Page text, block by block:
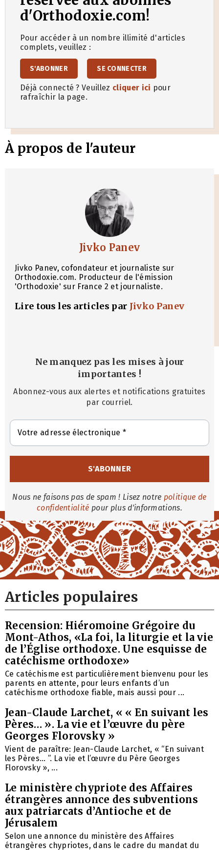
d'Orthodoxie.com!
Pour accéder à un nombre illimité d'articles
complets, veuillez :
S'ABONNER SE CONNECTER
Déjà connecté ? Veuillez cliquer ici pour
rafraîchir la page.
À propos de l'auteur
Jivko Panev
Jivko Panev, cofondateur et journaliste sur
Orthodoxie.com. Producteur de l'émission
'Orthodoxie' sur France 2 et journaliste.
Lire tous les articles par Jivko Panev
Ne manquez pas les mises à jour
importantes !
Abonnez-vous aux alertes et notifications gratuites
par courriel.
Nous ne faisons pas de spam ! Lisez notre politique de
confidentialité pour plus d'informations.
Articles populaires
Recension: Hiéromoine Grégoire du
Mont-Athos, «La foi, la liturgie et la vie
de l’Église orthodoxe. Une esquisse de
catéchisme orthodoxe»
Ce catéchisme est particulièrement bienvenu pour les
parents en attente, pour leurs enfants d’un
catéchisme orthodoxe fiable, mais aussi pour ...
Jean-Claude Larchet, « « En suivant les
Pères… ». La vie et l’œuvre du père
Georges Florovsky »
Vient de paraître: Jean-Claude Larchet, « “En suivant
les Pères… ”. La vie et l’œuvre du Père Georges
Florovsky », ...
Le ministère chypriote des Affaires
étrangères annonce des subventions
aux patriarcats d’Antioche et de
Jérusalem
Selon une annonce du ministère des Affaires
étrangères chypriotes, dans le cadre du mandat du